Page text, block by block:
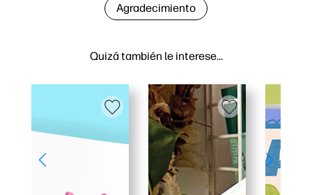
Quizá también le interese…
Agradecimiento